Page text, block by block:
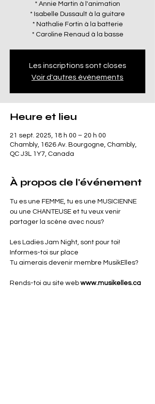
* Annie Martin à l'animation
* Isabelle Dussault à la guitare
* Nathalie Fortin à la batterie
Les inscriptions sont closes
Voir d'autres événements
Heure et lieu
21 sept. 2025, 18 h 00 – 20 h 00
Chambly, 1626 Av. Bourgogne, Chambly,
QC J3L 1Y7, Canada
À propos de l'événement
Tu es une FEMME, tu es une MUSICIENNE
ou une CHANTEUSE et tu veux venir
partager la scène avec nous?
Les Ladies Jam Night, sont pour toi!
Informes-toi sur place
Tu aimerais devenir membre MusikElles?
Rends-toi au site web www.musikelles.ca